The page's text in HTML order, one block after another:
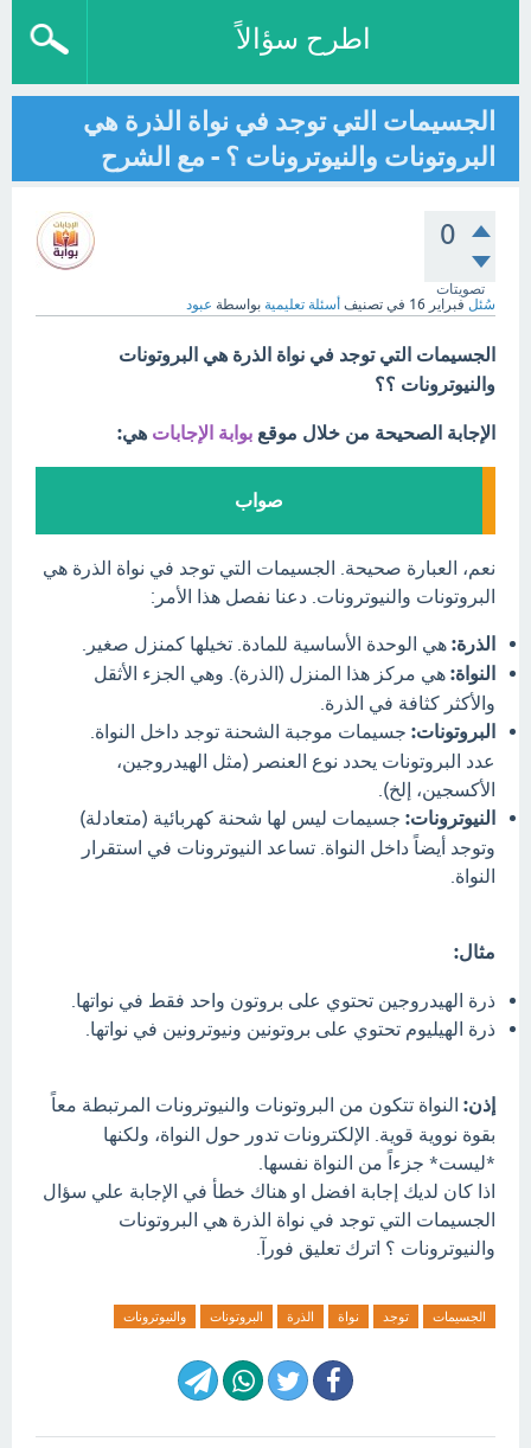
اطرح سؤالاً
الجسيمات التي توجد في نواة الذرة هي
البروتونات والنيوترونات ؟ - مع الشرح
0
تصويتات
سُئل فبراير 16 في تصنيف أسئلة تعليمية بواسطة عبود
الجسيمات التي توجد في نواة الذرة هي البروتونات
والنيوترونات ؟؟
الإجابة الصحيحة من خلال موقع بوابة الإجابات هي:
صواب
نعم، العبارة صحيحة. الجسيمات التي توجد في نواة الذرة هي
البروتونات والنيوترونات. دعنا نفصل هذا الأمر:
الذرة: هي الوحدة الأساسية للمادة. تخيلها كمنزل صغير.
النواة: هي مركز هذا المنزل (الذرة). وهي الجزء الأثقل
والأكثر كثافة في الذرة.
البروتونات: جسيمات موجبة الشحنة توجد داخل النواة.
عدد البروتونات يحدد نوع العنصر (مثل الهيدروجين،
الأكسجين، إلخ).
النيوترونات: جسيمات ليس لها شحنة كهربائية (متعادلة)
وتوجد أيضاً داخل النواة. تساعد النيوترونات في استقرار
النواة.
مثال:
ذرة الهيدروجين تحتوي على بروتون واحد فقط في نواتها.
ذرة الهيليوم تحتوي على بروتونين ونيوترونين في نواتها.
إذن: النواة تتكون من البروتونات والنيوترونات المرتبطة معاً
بقوة نووية قوية. الإلكترونات تدور حول النواة، ولكنها
*ليست* جزءاً من النواة نفسها.
اذا كان لديك إجابة افضل او هناك خطأ في الإجابة علي سؤال
الجسيمات التي توجد في نواة الذرة هي البروتونات
والنيوترونات ؟ اترك تعليق فورآ.
الجسيمات توجد نواة الذرة البروتونات والنيوترونات